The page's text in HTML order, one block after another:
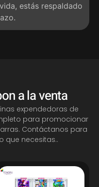
estás respaldado
a la venta
expendedoras de
para promocionar
Contáctanos para
que necesitas..